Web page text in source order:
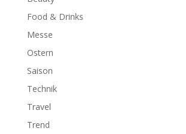
Food & Drinks
Messe
Ostern
Saison
Technik
Travel
Trend